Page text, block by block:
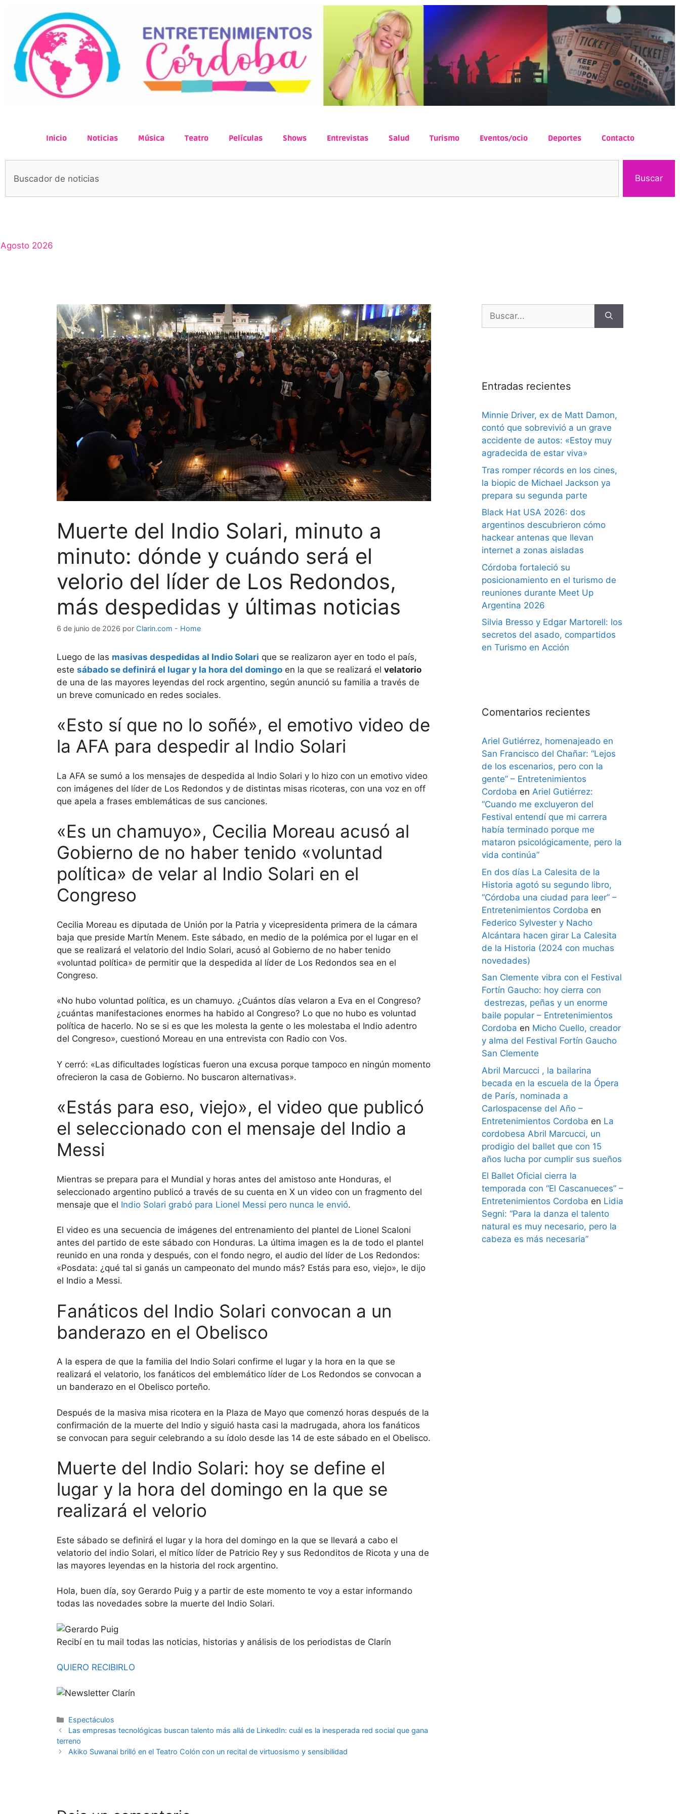
Inicio Noticias Música Teatro Películas Shows Entrevistas Salud Turismo Eventos/ocio Deportes Contacto
Buscar
Agosto 2026
Muerte del Indio Solari, minuto a
minuto: dónde y cuándo será el
velorio del líder de Los Redondos,
más despedidas y últimas noticias
6 de junio de 2026 por Clarin.com - Home
Luego de las masivas despedidas al Indio Solari que se realizaron ayer en todo el país,
este sábado se definirá el lugar y la hora del domingo en la que se realizará el velatorio
de una de las mayores leyendas del rock argentino, según anunció su familia a través de
un breve comunicado en redes sociales.
«Esto sí que no lo soñé», el emotivo video de
la AFA para despedir al Indio Solari
La AFA se sumó a los mensajes de despedida al Indio Solari y lo hizo con un emotivo video
con imágenes del líder de Los Redondos y de distintas misas ricoteras, con una voz en off
que apela a frases emblemáticas de sus canciones.
«Es un chamuyo», Cecilia Moreau acusó al
Gobierno de no haber tenido «voluntad
política» de velar al Indio Solari en el
Congreso
Cecilia Moreau es diputada de Unión por la Patria y vicepresidenta primera de la cámara
baja que preside Martín Menem. Este sábado, en medio de la polémica por el lugar en el
que se realizará el velatorio del Indio Solari, acusó al Gobierno de no haber tenido
«voluntad política» de permitir que la despedida al líder de Los Redondos sea en el
Congreso.
«No hubo voluntad política, es un chamuyo. ¿Cuántos días velaron a Eva en el Congreso?
¿cuántas manifestaciones enormes ha habido al Congreso? Lo que no hubo es voluntad
política de hacerlo. No se si es que les molesta la gente o les molestaba el Indio adentro
del Congreso», cuestionó Moreau en una entrevista con Radio con Vos.
Y cerró: «Las dificultades logísticas fueron una excusa porque tampoco en ningún momento
ofrecieron la casa de Gobierno. No buscaron alternativas».
«Estás para eso, viejo», el video que publicó
el seleccionado con el mensaje del Indio a
Messi
Mientras se prepara para el Mundial y horas antes del amistoso ante Honduras, el
seleccionado argentino publicó a través de su cuenta en X un video con un fragmento del
mensaje que el Indio Solari grabó para Lionel Messi pero nunca le envió.
El video es una secuencia de imágenes del entrenamiento del plantel de Lionel Scaloni
antes del partido de este sábado con Honduras. La última imagen es la de todo el plantel
reunido en una ronda y después, con el fondo negro, el audio del líder de Los Redondos:
«Posdata: ¿qué tal si ganás un campeonato del mundo más? Estás para eso, viejo», le dijo
el Indio a Messi.
Fanáticos del Indio Solari convocan a un
banderazo en el Obelisco
A la espera de que la familia del Indio Solari confirme el lugar y la hora en la que se
realizará el velatorio, los fanáticos del emblemático líder de Los Redondos se convocan a
un banderazo en el Obelisco porteño.
Después de la masiva misa ricotera en la Plaza de Mayo que comenzó horas después de la
confirmación de la muerte del Indio y siguió hasta casi la madrugada, ahora los fanáticos
se convocan para seguir celebrando a su ídolo desde las 14 de este sábado en el Obelisco.
Muerte del Indio Solari: hoy se define el
lugar y la hora del domingo en la que se
realizará el velorio
Este sábado se definirá el lugar y la hora del domingo en la que se llevará a cabo el
velatorio del indio Solari, el mítico líder de Patricio Rey y sus Redonditos de Ricota y una de
las mayores leyendas en la historia del rock argentino.
Hola, buen día, soy Gerardo Puig y a partir de este momento te voy a estar informando
todas las novedades sobre la muerte del Indio Solari.
Recibí en tu mail todas las noticias, historias y análisis de los periodistas de Clarín
QUIERO RECIBIRLO
Espectáculos
Las empresas tecnológicas buscan talento más allá de LinkedIn: cuál es la inesperada red social que gana
terreno
Akiko Suwanai brilló en el Teatro Colón con un recital de virtuosismo y sensibilidad
Entradas recientes
Minnie Driver, ex de Matt Damon,
contó que sobrevivió a un grave
accidente de autos: «Estoy muy
agradecida de estar viva»
Tras romper récords en los cines,
la biopic de Michael Jackson ya
prepara su segunda parte
Black Hat USA 2026: dos
argentinos descubrieron cómo
hackear antenas que llevan
internet a zonas aisladas
Córdoba fortaleció su
posicionamiento en el turismo de
reuniones durante Meet Up
Argentina 2026
Silvia Bresso y Edgar Martorell: los
secretos del asado, compartidos
en Turismo en Acción
Comentarios recientes
Ariel Gutiérrez, homenajeado en
San Francisco del Chañar: “Lejos
de los escenarios, pero con la
gente” – Entretenimientos
Cordoba en Ariel Gutiérrez:
“Cuando me excluyeron del
Festival entendí que mi carrera
había terminado porque me
mataron psicológicamente, pero la
vida continúa”
En dos días La Calesita de la
Historia agotó su segundo libro,
“Córdoba una ciudad para leer” –
Entretenimientos Cordoba en
Federico Sylvester y Nacho
Alcántara hacen girar La Calesita
de la Historia (2024 con muchas
novedades)
San Clemente vibra con el Festival
Fortín Gaucho: hoy cierra con
destrezas, peñas y un enorme
baile popular – Entretenimientos
Cordoba en Micho Cuello, creador
y alma del Festival Fortín Gaucho
San Clemente
Abril Marcucci , la bailarina
becada en la escuela de la Ópera
de París, nominada a
Carlospacense del Año –
Entretenimientos Cordoba en La
cordobesa Abril Marcucci, un
prodigio del ballet que con 15
años lucha por cumplir sus sueños
El Ballet Oficial cierra la
temporada con “El Cascanueces” –
Entretenimientos Cordoba en Lidia
Segni: “Para la danza el talento
natural es muy necesario, pero la
cabeza es más necesaria”